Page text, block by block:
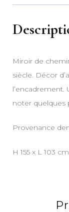
Miroir de
siècle. Décor
l’encadrement.
noter quelques
Provenance
H 155 x L 103 cm